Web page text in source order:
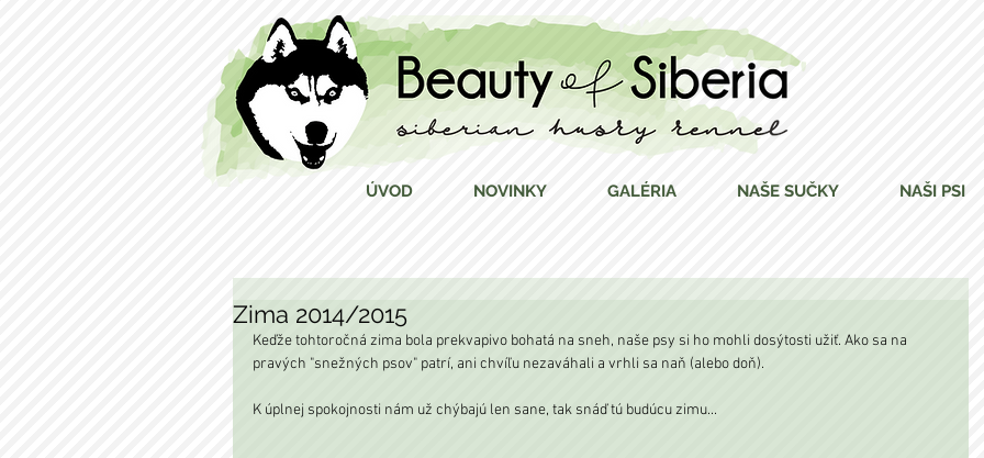
ÚVOD NOVINKY GALÉRIA NAŠE SUČKY NAŠI PSI
Zima 2014/2015
Keďže tohtoročná zima bola prekvapivo bohatá na sneh, naše psy si ho mohli dosýtosti užiť. Ako sa na
pravých "snežných psov" patrí, ani chvíľu nezaváhali a vrhli sa naň (alebo doň).
K úplnej spokojnosti nám už chýbajú len sane, tak snáď tú budúcu zimu...